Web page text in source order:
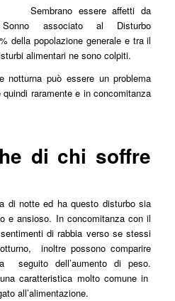
Sembrano essere affetti da
associato al Disturbo
della popolazione generale e tra il
alimentari ne sono colpiti.
notturna può essere un problema
raramente e in concomitanza
di chi soffre
di notte ed ha questo disturbo sia
e ansioso. In concomitanza con il
di rabbia verso se stessi
inoltre possono comparire
seguito dell’aumento di peso.
caratteristica molto comune in
all’alimentazione.